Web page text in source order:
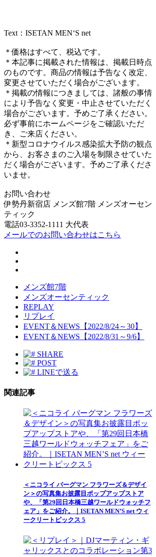
Text：ISETAN MEN‘S net
＊価格はすべて、税込です。
＊本記事に掲載された情報は、掲載日時点
のものです。商品の情報は予告なく改定、
変更させていただく場合がございます。
＊掲載の情報につきましては、諸般の事情
により予告なく変更・中止させていただく
場合がございます。予めご了承ください。
必ず事前にホームページをご確認いただ
き、ご来店ください。
＊新型コロナウイルス感染拡大予防の観点
から、お客さまのご入場を制限させていた
だく場合がございます。予めご了承くださ
いませ。
お問い合わせ
伊勢丹新宿店 メンズ館7階 メンズオーセン
ティック
電話03-3352-1111 大代表
メールでのお問い合わせはこちら
メンズ館7階
メンズオーセンティック
REPLAY
リプレイ
EVENT＆NEWS【2022/8/24～30】
EVENT＆NEWS【2022/8/31～9/6】
SHARE
POST
LINEで送る
関連記事
＜ニコライ バーグマン フラワーズ＆デザイ
ン＞の写真集お披露目ポップアップストア
や、「第29回日本橋三越ワールドウォッチフ
ェア」をご紹介。｜ISETAN MEN’S net ウィ
ークリートピックス 5